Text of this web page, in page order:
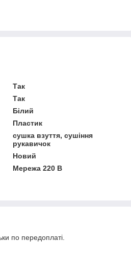
Так
Так
Білий
Пластик
сушка взуття, сушіння
рукавичок
Новий
Мережа 220 В
по передоплаті.